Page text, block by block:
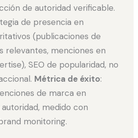
de autoridad verificable.
de presencia en
(publicaciones de
relevantes, menciones en
SEO de popularidad, no
Métrica de éxito:
de marca en
medido con
monitoring.